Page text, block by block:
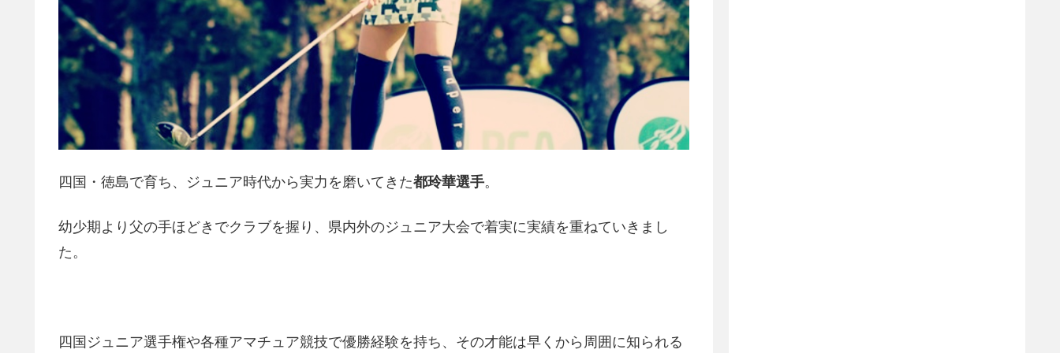
四国・徳島で育ち、ジュニア時代から実力を磨いてきた都玲華選手。
幼少期より父の手ほどきでクラブを握り、県内外のジュニア大会で着実に実績を重ねていきまし
た。
四国ジュニア選手権や各種アマチュア競技で優勝経験を持ち、その才能は早くから周囲に知られる